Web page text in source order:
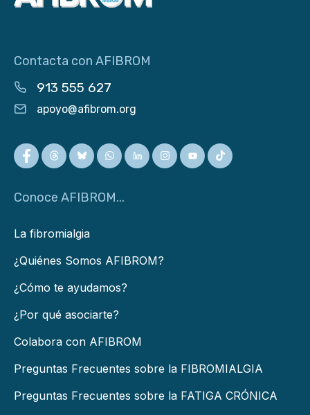
Contacta con AFIBROM
913 555 627
apoyo@afibrom.org
Conoce AFIBROM...
La fibromialgia
¿Quiénes Somos AFIBROM?
¿Cómo te ayudamos?
¿Por qué asociarte?
Colabora con AFIBROM
Preguntas Frecuentes sobre la FIBROMIALGIA
Preguntas Frecuentes sobre la FATIGA CRÓNICA